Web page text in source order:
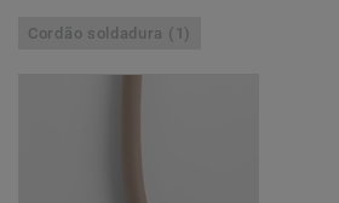
Cordão soldadura (1)